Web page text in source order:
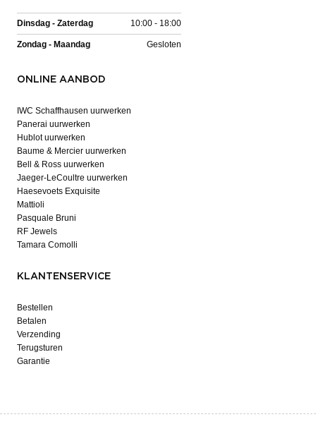
Dinsdag - Zaterdag 10:00 - 18:00
Zondag - Maandag Gesloten
ONLINE AANBOD
IWC Schaffhausen uurwerken
Panerai uurwerken
Hublot uurwerken
Baume & Mercier uurwerken
Bell & Ross uurwerken
Jaeger-LeCoultre uurwerken
Haesevoets Exquisite
Mattioli
Pasquale Bruni
RF Jewels
Tamara Comolli
KLANTENSERVICE
Bestellen
Betalen
Verzending
Terugsturen
Garantie